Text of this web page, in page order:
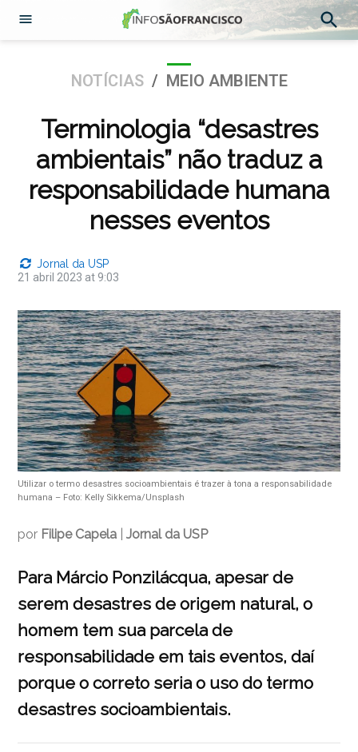
Abrir
POSTADO
NOTÍCIAS / MEIO AMBIENTE
Terminologia “desastres
ambientais” não traduz a
responsabilidade humana
nesses eventos
Jornal da USP
21 abril 2023 at 9:03
Utilizar o termo desastres socioambientais é trazer à tona a responsabilidade
humana – Foto: Kelly Sikkema/Unsplash
por Filipe Capela |Jornal da USP
Para Márcio Ponzilácqua, apesar de
serem desastres de origem natural, o
homem tem sua parcela de
responsabilidade em tais eventos, daí
porque o correto seria o uso do termo
desastres socioambientais.